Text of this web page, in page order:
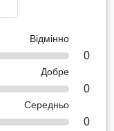
Відмінно
0
Добре
0
Середньо
0